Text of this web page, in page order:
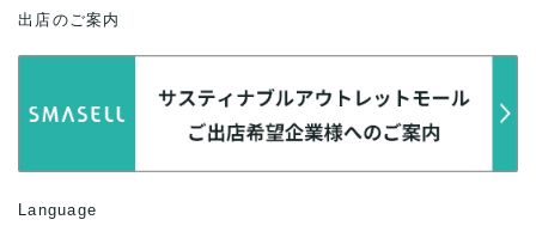
出店のご案内
Language